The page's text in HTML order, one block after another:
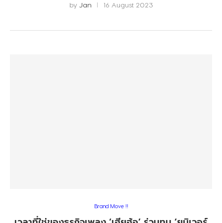
by Jan 16 August 2023
Brand Move !!